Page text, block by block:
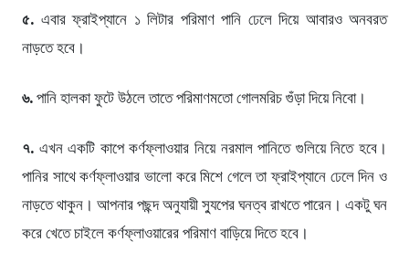
৫. এবার ফ্রাইপ্যানে ১ লিটার পরিমাণ পানি ঢেলে দিয়ে আবারও অনবরত
নাড়তে হবে।
৬. পানি হালকা ফুটে উঠলে তাতে পরিমাণমতো গোলমরিচ গুঁড়া দিয়ে নিবো।
৭. এখন একটি কাপে কর্ণফ্লাওয়ার নিয়ে নরমাল পানিতে গুলিয়ে নিতে হবে।
পানির সাথে কর্ণফ্লাওয়ার ভালো করে মিশে গেলে তা ফ্রাইপ্যানে ঢেলে দিন ও
নাড়তে থাকুন। আপনার পছন্দ অনুযায়ী স্যুপের ঘনত্ব রাখতে পারেন। একটু ঘন
করে খেতে চাইলে কর্ণফ্লাওয়ারের পরিমাণ বাড়িয়ে দিতে হবে।